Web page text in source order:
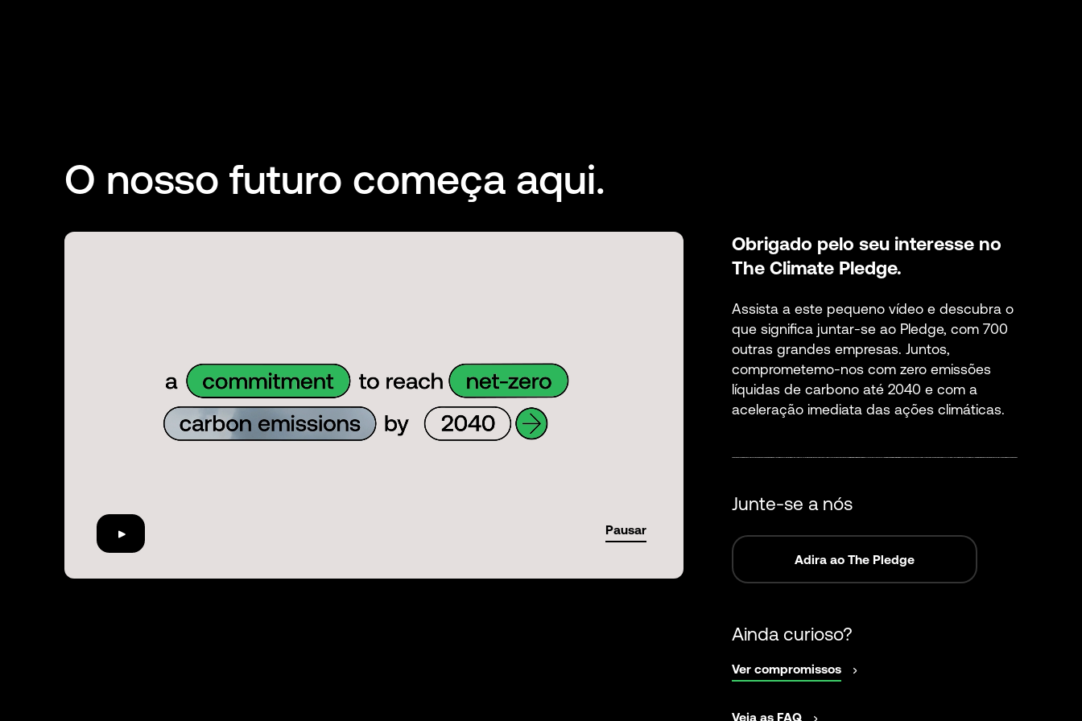
O nosso futuro começa aqui.
Pausar
Obrigado pelo seu interesse no
The Climate Pledge.
Assista a este pequeno vídeo e descubra o
que significa juntar-se ao Pledge, com 700
outras grandes empresas. Juntos,
comprometemo-nos com zero emissões
líquidas de carbono até 2040 e com a
aceleração imediata das ações climáticas.
Junte-se a nós
Adira ao The Pledge
Ainda curioso?
Ver compromissosabrir
numa
Veja as FAQabrir